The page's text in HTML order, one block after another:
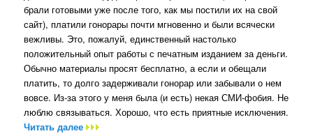
брали готовыми уже после того, как мы постили их на свой
сайт), платили гонорары почти мгновенно и были всячески
вежливы. Это, пожалуй, единственный настолько
положительный опыт работы с печатным изданием за деньги.
Обычно материалы просят бесплатно, а если и обещали
платить, то долго задерживали гонорар или забывали о нем
вовсе. Из-за этого у меня была (и есть) некая СМИ-фобия. Не
люблю связываться. Хорошо, что есть приятные исключения.
Читать далее